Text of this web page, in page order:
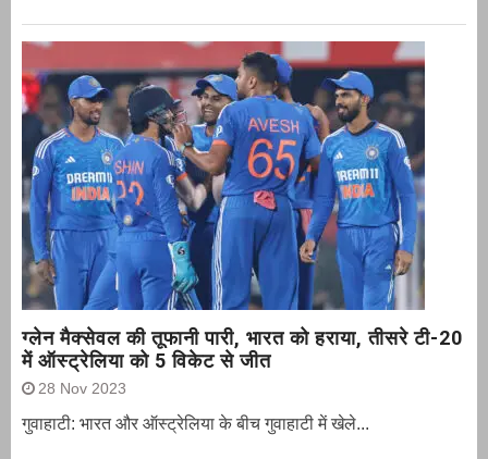
ग्‍लेन मैक्‍सेवल की तूफानी पारी, भारत को हराया, तीसरे टी-20
में ऑस्ट्रेलिया को 5 विकेट से जीत
28 Nov 2023
गुवाहाटी: भारत और ऑस्‍ट्रेलिया के बीच गुवाहाटी में खेले...